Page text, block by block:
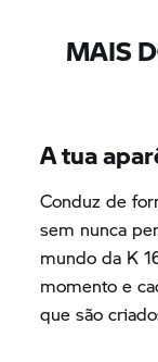
MAIS
A tua
Conduz de
sem nunca
mundo da K
momento e
que são